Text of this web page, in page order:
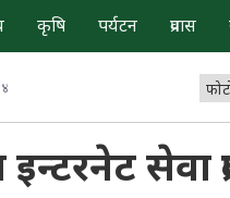
कृषि पर्यटन प्रवास
सेवा